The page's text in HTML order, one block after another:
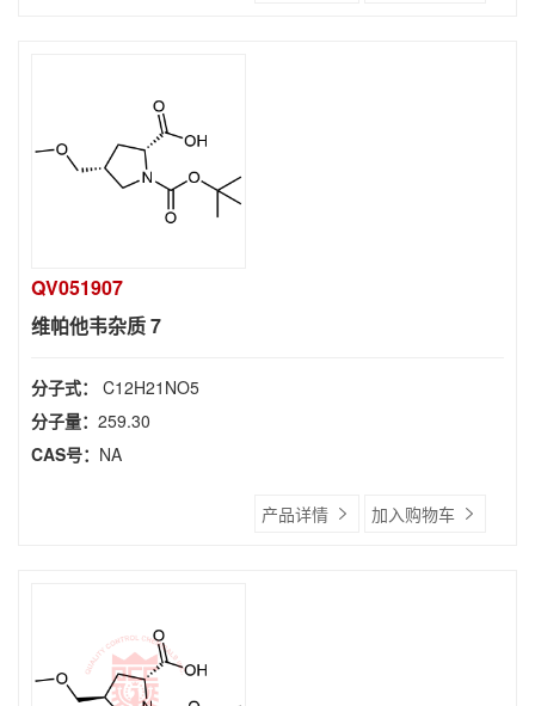
QV051907
维帕他韦杂质 7
分子式： C12H21NO5
分子量： 259.30
CAS号： NA
产品详情 加入购物车